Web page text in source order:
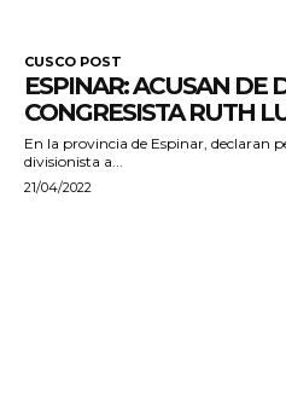
CUSCO POST
ESPINAR: ACUSAN DE
CONGRESISTA RUTH
En la provincia de Espinar, declaran
divisionista a...
21/04/2022